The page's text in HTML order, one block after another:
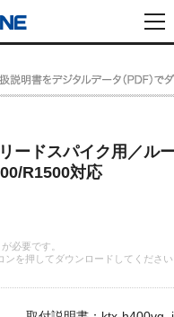
ードスパイク用／ル
R1500対応
必要です。
ンを押してダウンロードしてくださ